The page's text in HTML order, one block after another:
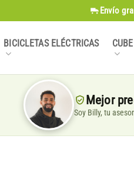
Envío
BICICLETAS ELÉCTRICAS CUBE
Mejor
Soy Billy, tu